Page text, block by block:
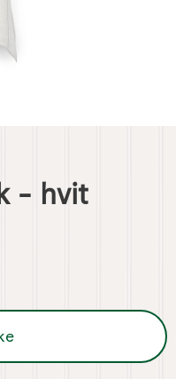
- hvit
- kjøkkenhåndduk